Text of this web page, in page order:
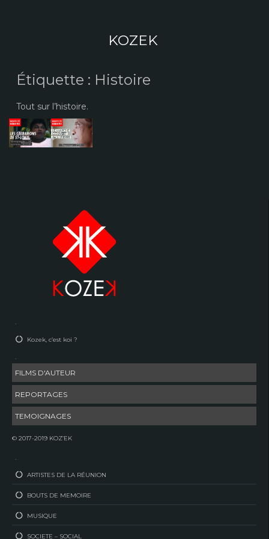
KOZEK
Étiquette : Histoire
Tout sur l’histoire.
–
Kozek, c’est koi ?
–
FILMS D'AUTEUR
REPORTAGES
TEMOIGNAGES
© 2017-2019 KOZ’EK
–
ARTISTES DE LA RÉUNION
BOUTS DE MEMOIRE
MUSIQUE
SOCIETE – SOCIAL